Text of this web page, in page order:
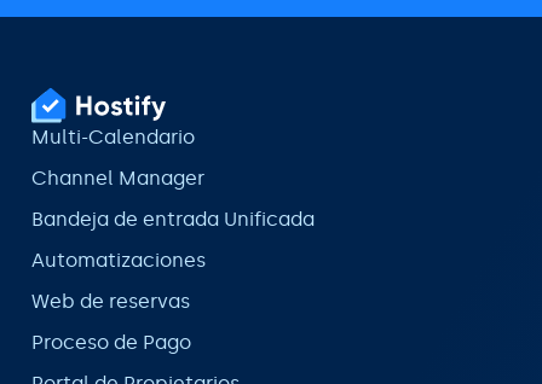
Multi-Calendario
Channel Manager
Bandeja de entrada Unificada
Automatizaciones
Web de reservas
Proceso de Pago